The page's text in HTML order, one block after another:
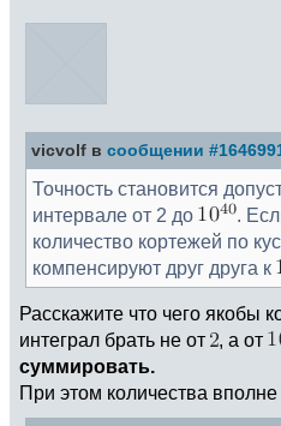
vicvolf в сообщении
Точность становится
интервале от 2 до
.
количество кортежей по
компенсируют друг друга к
Расскажите что чего якобы
интеграл брать не от
, а от
суммировать.
При этом количества